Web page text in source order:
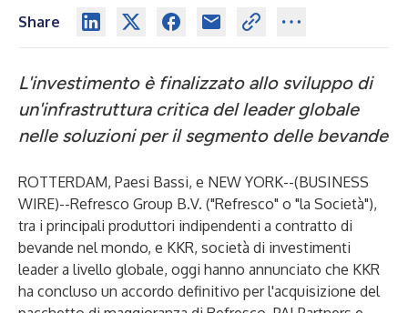
Share
L'investimento è finalizzato allo sviluppo di
un'infrastruttura critica del leader globale
nelle soluzioni per il segmento delle bevande
ROTTERDAM, Paesi Bassi, e NEW YORK--(BUSINESS
WIRE)--Refresco Group B.V. ("Refresco" o "la Società"),
tra i principali produttori indipendenti a contratto di
bevande nel mondo, e KKR, società di investimenti
leader a livello globale, oggi hanno annunciato che KKR
ha concluso un accordo definitivo per l'acquisizione del